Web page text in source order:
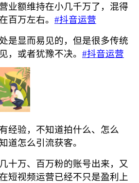
业额维持在小几千万了，混得
百万左右。 #抖音运营
是显而易见的，但是很多传统
，或者犹豫不决。 #抖音运营
经验，不知道拍什么、怎么
道怎么引流获客。
十万、百万粉的账号出来，又
短视频运营已经不只是盈利上